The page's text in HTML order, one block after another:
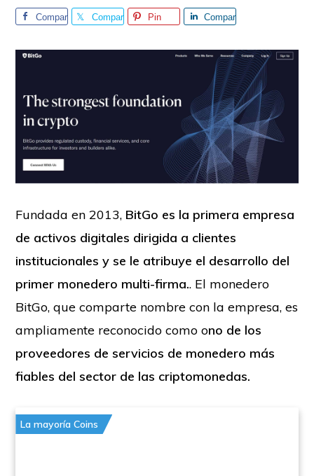
Compar
Compar
Pin
Compar
Fundada en 2013, BitGo es la primera empresa
de activos digitales dirigida a clientes
institucionales y se le atribuye el desarrollo del
primer monedero multi-firma.. El monedero
BitGo, que comparte nombre con la empresa, es
ampliamente reconocido como ono de los
proveedores de servicios de monedero más
fiables del sector de las criptomonedas.
La mayoría Coins